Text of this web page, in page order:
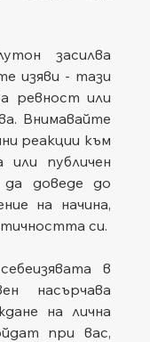
засилва
изяви - тази
ревност или
Внимавайте
реакции към
публичен
доведе до
на начина,
си.
в
насърчава
на лична
при вас,